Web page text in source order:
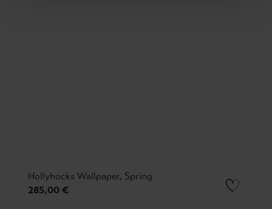
Hollyhocks Wallpaper, Spring
285,00 €